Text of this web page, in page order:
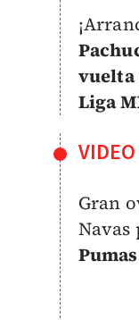
vuelta
Liga
VIDEO
Gran
Navas